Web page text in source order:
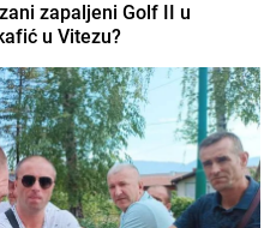
zapaljeni Golf II u
u Vitezu?